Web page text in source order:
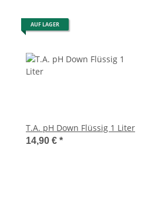
AUF LAGER
T.A. pH Down Flüssig 1 Liter
14,90 € *